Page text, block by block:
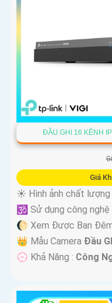
ĐẦU GHI 16 KÊNH
Giá
☀️ Hình ảnh chất lượng
🕉️ Sử dụng công nghệ
🌔 Xem Được Ban
👑 Mẫu Camera Đầu
️💮 Khả Năng : Công